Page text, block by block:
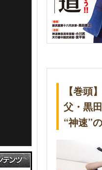
【巻頭
父・黒
“神速”